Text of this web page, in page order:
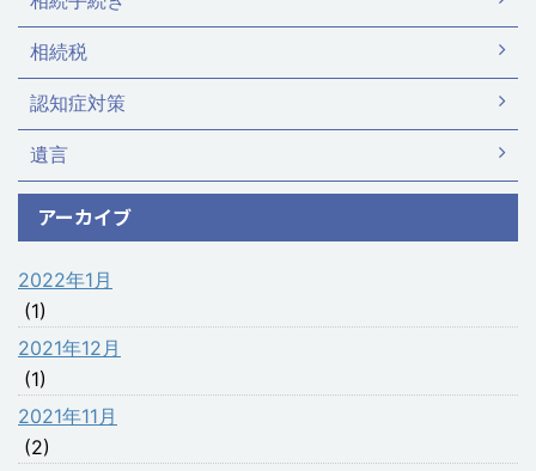
相続税
認知症対策
遺言
アーカイブ
2022年1月
(1)
2021年12月
(1)
2021年11月
(2)